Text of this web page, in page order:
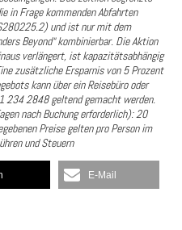
in Frage kommenden Abfahrten
und ist nur mit dem
Beyond“ kombinierbar. Die Aktion
verlängert, ist kapazitätsabhängig
zusätzliche Ersparnis von 5 Prozent
kann über ein Reisebüro oder
234 2848 geltend gemacht werden.
nach Buchung erforderlich): 20
Preise gelten pro Person im
und Steuern
E-Mail